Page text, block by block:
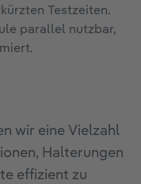
Testzeiten.
parallel nutzbar,
wir eine Vielzahl
Halterungen
effizient zu